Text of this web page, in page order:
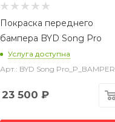
Покраска переднего
бампера BYD Song Pro
Услуга доступна
Арт.: BYD Song Pro_P_BAMPER
23 500 ₽